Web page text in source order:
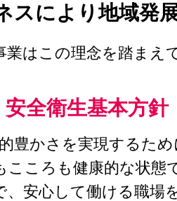
スにより地域発
業はこの理念を踏まえ
安全衛生基本方針
豊かさを実現するた
こころも健康的な状態
、安心して働ける職場